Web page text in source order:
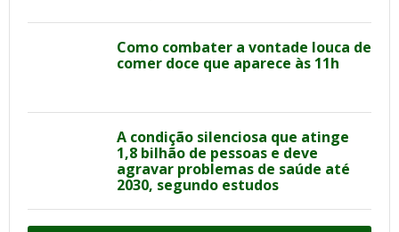
Como combater a vontade louca de
comer doce que aparece às 11h
A condição silenciosa que atinge
1,8 bilhão de pessoas e deve
agravar problemas de saúde até
2030, segundo estudos